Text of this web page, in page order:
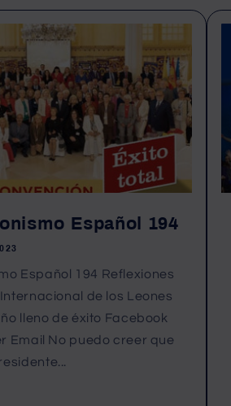
Español 194
Español 194 Reflexiones
de los Leones
lleno de éxito Facebook
Email No puedo creer que